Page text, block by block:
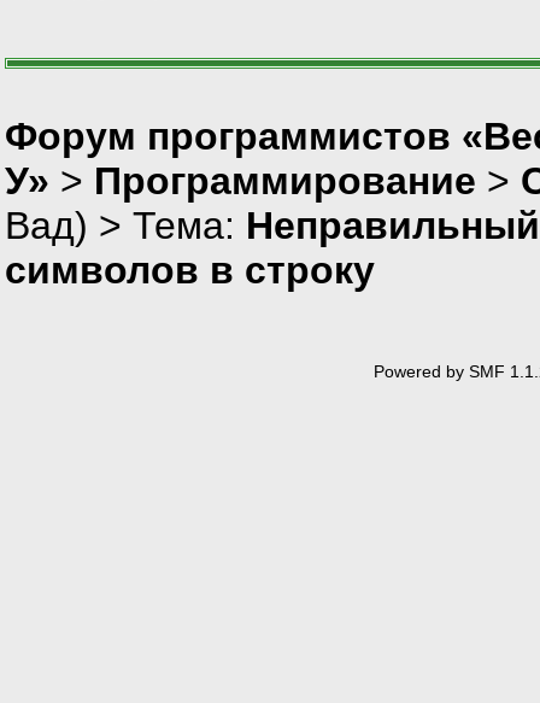
Форум программистов
У» > Программирование >
Вад) > Тема:
символов в строку
Powered by SMF